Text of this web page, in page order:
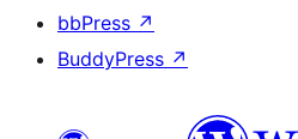
bbPress ↗
BuddyPress ↗